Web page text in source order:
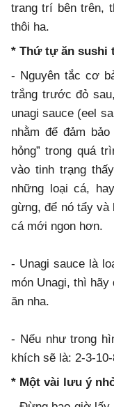
trang trí bên trên,
thôi ha.
* Thứ tự ăn sushi
- Nguyên tắc cơ
trắng trước đỏ
unagi sauce (eel
nhằm để đảm
hỏng” trong quá
vào tinh trạng
những loại cá,
gừng, để nó tẩy và
cá mới ngon hơn.
- Unagi sauce là
món Unagi, thì hãy
ăn nha.
- Nếu như trong
khích sẽ là: 2-3-
* Một vài lưu ý